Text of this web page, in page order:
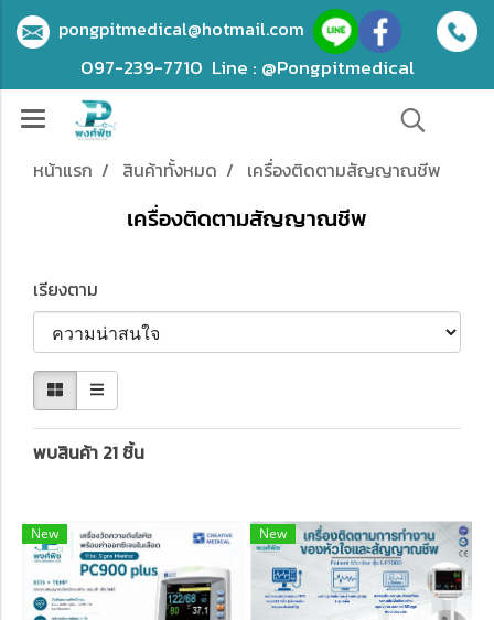
pongpitmedical@hotmail.com
097-239-7710 Line : @Pongpitmedical
หน้าแรก สินค้าทั้งหมด เครื่องติดตามสัญญาณชีพ
เครื่องติดตามสัญญาณชีพ
เรียงตาม
พบสินค้า 21 ชิ้น
New New